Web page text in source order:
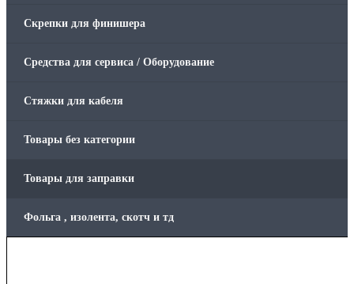
Скрепки для финишера
Средства для сервиса / Оборудование
Стяжки для кабеля
Товары без категории
Товары для заправки
Фольга , изолента, скотч и тд